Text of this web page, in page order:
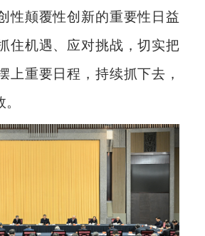
性颠覆性创新的重要性日益
住机遇、应对挑战，切实把
上重要日程，持续抓下去，